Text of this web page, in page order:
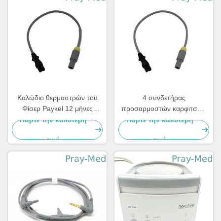
Καλώδιο θερμαστρών του
Φίσερ Paykel 12 μήνες
εξουσιοδότησης με το
συνδετήρα 0.9m 4pin μήκος
Πάρτε την καλύτερη
τιμή
4 συνδετήρας
προσαρμοστών καρφιτσών
καλωδίων 900mr901 3
Paykel συνδετήρων
καρφιτσών
Πάρτε την καλύτερη
τιμή